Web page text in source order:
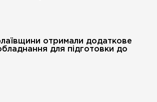
отримали додаткове
для підготовки до